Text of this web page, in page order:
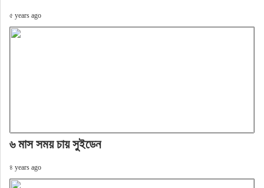
৫ years ago
৬ মাস সময় চায় সুইডেন
৪ years ago